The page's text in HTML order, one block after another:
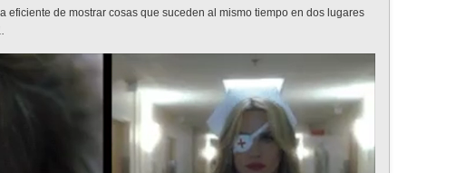
eficiente de mostrar cosas que suceden al mismo tiempo en dos lugares